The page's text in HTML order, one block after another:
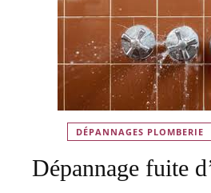
DÉPANNAGES PLOMBERIE
Dépannage fuite